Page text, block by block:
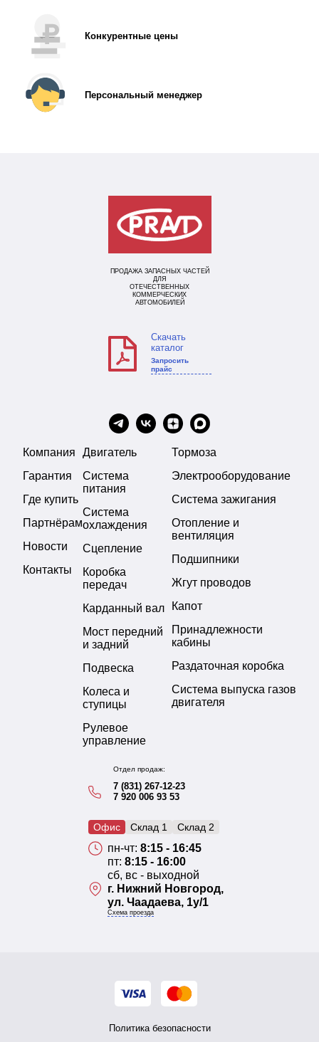
Конкурентные цены
Персональный менеджер
ПРОДАЖА ЗАПАСНЫХ ЧАСТЕЙ
ДЛЯ
ОТЕЧЕСТВЕННЫХ
КОММЕРЧЕСКИХ
АВТОМОБИЛЕЙ
Скачать
каталог
Запросить
прайс
Компания
Гарантия
Где купить
Партнёрам
Новости
Контакты
Двигатель
Система
питания
Система
охлаждения
Сцепление
Коробка
передач
Карданный вал
Мост передний
и задний
Подвеска
Колеса и
ступицы
Рулевое
управление
Тормоза
Электрооборудование
Система зажигания
Отопление и
вентиляция
Подшипники
Жгут проводов
Капот
Принадлежности
кабины
Раздаточная коробка
Система выпуска газов
двигателя
Отдел продаж:
7 (831) 267-12-23
7 920 006 93 53
Офис Склад 1 Склад 2
пн-чт: 8:15 - 16:45
пт: 8:15 - 16:00
сб, вс - выходной
г. Нижний Новгород,
ул. Чаадаева, 1у/1
Схема проезда
Политика безопасности